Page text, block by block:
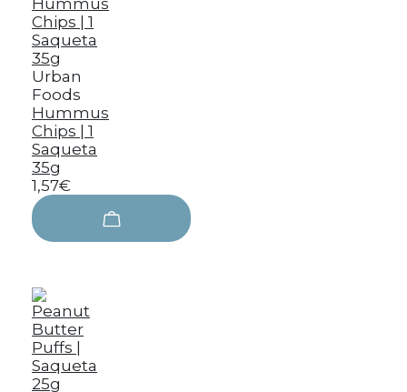
Urban
Foods
Hummus
Chips | 1
Saqueta
35g
1,57€